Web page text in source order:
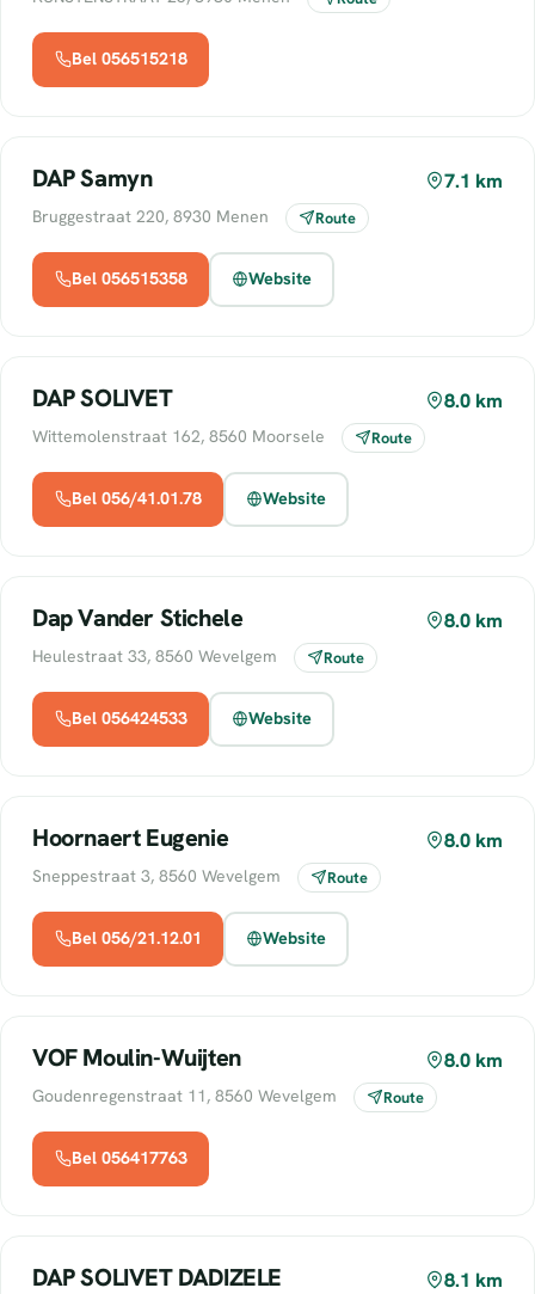
Bel 056515218
DAP Samyn 7.1 km
Bruggestraat 220, 8930 Menen Route
Bel 056515358 Website
DAP SOLIVET 8.0 km
Wittemolenstraat 162, 8560 Moorsele Route
Bel 056/41.01.78 Website
Dap Vander Stichele 8.0 km
Heulestraat 33, 8560 Wevelgem Route
Bel 056424533 Website
Hoornaert Eugenie 8.0 km
Sneppestraat 3, 8560 Wevelgem Route
Bel 056/21.12.01 Website
VOF Moulin-Wuijten 8.0 km
Goudenregenstraat 11, 8560 Wevelgem Route
Bel 056417763
DAP SOLIVET DADIZELE 8.1 km